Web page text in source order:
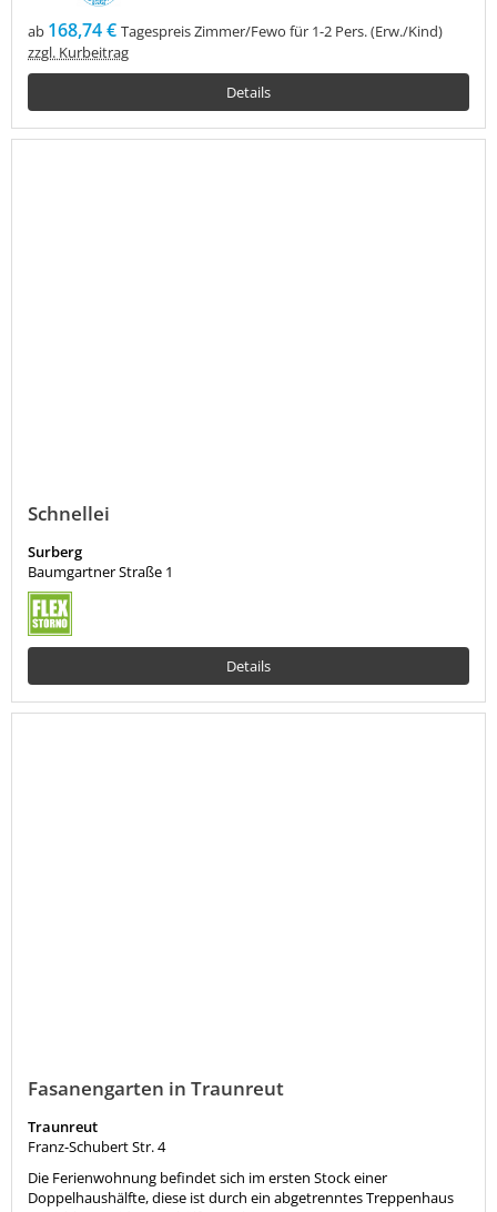
ab 168,74 € Tagespreis Zimmer/Fewo für 1-2 Pers. (Erw./Kind)
zzgl. Kurbeitrag
Details
Schnellei
Surberg
Baumgartner Straße 1
Details
Fasanengarten in Traunreut
Traunreut
Franz-Schubert Str. 4
Die Ferienwohnung befindet sich im ersten Stock einer
Doppelhaushälfte, diese ist durch ein abgetrenntes Treppenhaus